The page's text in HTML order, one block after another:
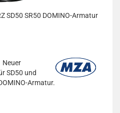
SD50 SR50 DOMINO-Armatur
Neuer
SD50 und
Armatur.